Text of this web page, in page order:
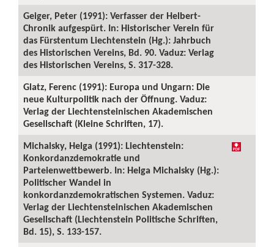
Geiger, Peter (1991): Verfasser der Helbert-
Chronik aufgespürt. In: Historischer Verein für
das Fürstentum Liechtenstein (Hg.): Jahrbuch
des Historischen Vereins, Bd. 90. Vaduz: Verlag
des Historischen Vereins, S. 317-328.
Glatz, Ferenc (1991): Europa und Ungarn: Die
neue Kulturpolitik nach der Öffnung. Vaduz:
Verlag der Liechtensteinischen Akademischen
Gesellschaft (Kleine Schriften, 17).
Michalsky, Helga (1991): Liechtenstein:
Konkordanzdemokratie und
Parteienwettbewerb. In: Helga Michalsky (Hg.):
Politischer Wandel in
konkordanzdemokratischen Systemen. Vaduz:
Verlag der Liechtensteinischen Akademischen
Gesellschaft (Liechtenstein Politische Schriften,
Bd. 15), S. 133-157.